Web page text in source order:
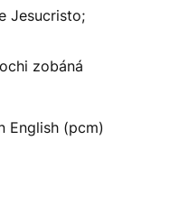
Jesucristo;
zobáná
English (pcm)